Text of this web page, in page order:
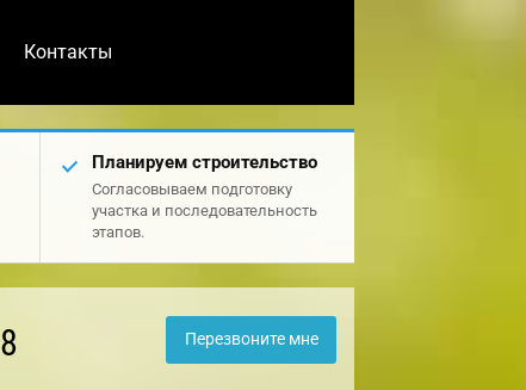
Контакты
Планируем строительство
Согласовываем подготовку
участка и последовательность
этапов.
Перезвоните мне